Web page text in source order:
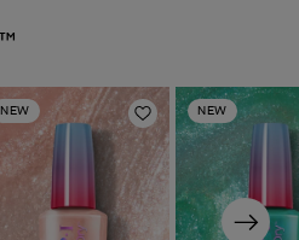
alla lista dei desideri
NEW
Aggiungi alla
NEW
Next